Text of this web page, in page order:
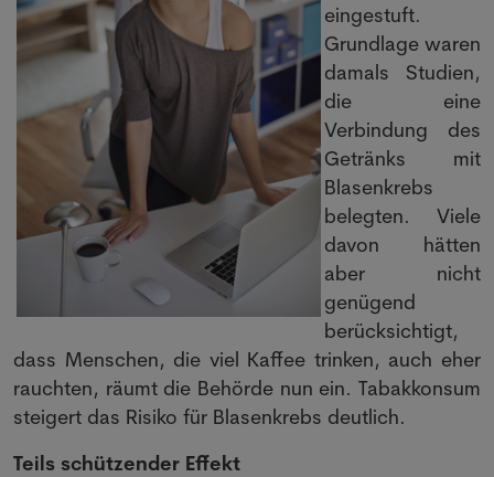
eingestuft.
Grundlage waren
damals Studien,
die eine
Verbindung des
Getränks mit
Blasenkrebs
belegten. Viele
davon hätten
aber nicht
genügend
berücksichtigt,
dass Menschen, die viel Kaffee trinken, auch eher
rauchten, räumt die Behörde nun ein. Tabakkonsum
steigert das Risiko für Blasenkrebs deutlich.
Teils schützender Effekt